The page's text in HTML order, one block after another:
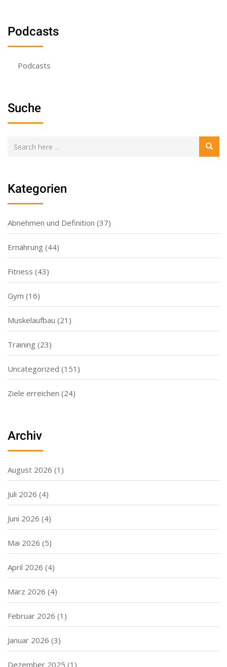
Podcasts
Podcasts
Suche
Kategorien
Abnehmen und Definition (37)
Ernährung (44)
Fitness (43)
Gym (16)
Muskelaufbau (21)
Training (23)
Uncategorized (151)
Ziele erreichen (24)
Archiv
August 2026 (1)
Juli 2026 (4)
Juni 2026 (4)
Mai 2026 (5)
April 2026 (4)
März 2026 (4)
Februar 2026 (1)
Januar 2026 (3)
Dezember 2025 (1)